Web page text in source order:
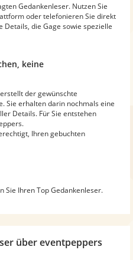
Gedankenleser. Nutzen Sie
oder telefonieren Sie direkt
die Gage sowie spezielle
keine
der gewünschte
Sie erhalten darin nochmals eine
Details. Für Sie entstehen
Ihren gebuchten
Sie Ihren Top Gedankenleser.
über eventpeppers